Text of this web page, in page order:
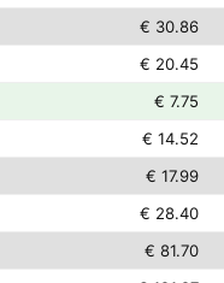
€ 30.86
€ 20.45
€ 7.75
€ 14.52
€ 17.99
€ 28.40
€ 81.70